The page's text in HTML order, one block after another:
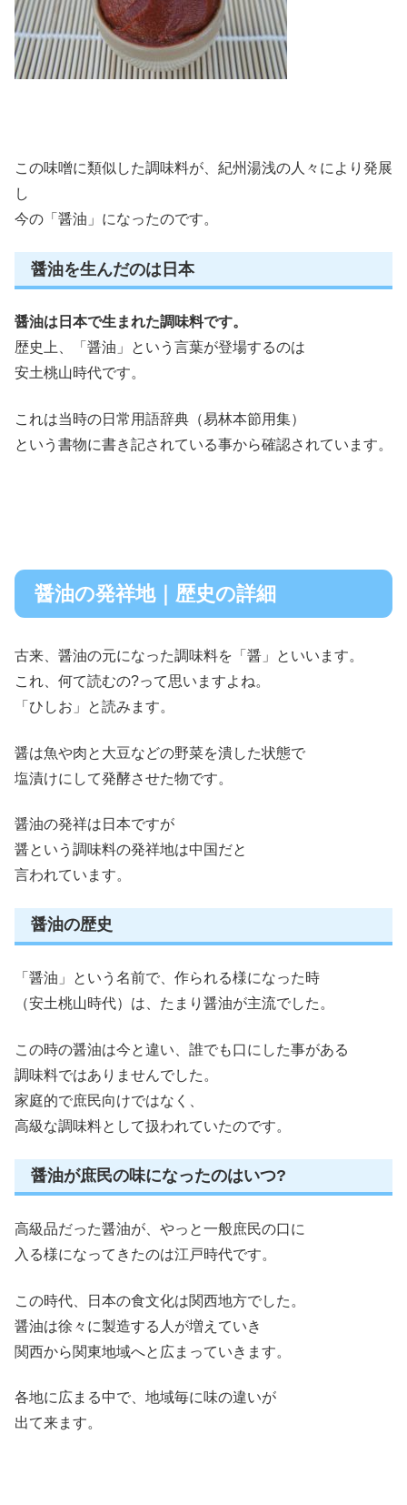
この味噌に類似した調味料が、紀州湯浅の人々により発展
し
今の「醤油」になったのです。
醤油を生んだのは日本
醤油は日本で生まれた調味料です。
歴史上、「醤油」という言葉が登場するのは
安土桃山時代です。
これは当時の日常用語辞典（易林本節用集）
という書物に書き記されている事から確認されています。
醤油の発祥地｜歴史の詳細
古来、醤油の元になった調味料を「醤」といいます。
これ、何て読むの?って思いますよね。
「ひしお」と読みます。
醤は魚や肉と大豆などの野菜を潰した状態で
塩漬けにして発酵させた物です。
醤油の発祥は日本ですが
醤という調味料の発祥地は中国だと
言われています。
醤油の歴史
「醤油」という名前で、作られる様になった時
（安土桃山時代）は、たまり醤油が主流でした。
この時の醤油は今と違い、誰でも口にした事がある
調味料ではありませんでした。
家庭的で庶民向けではなく、
高級な調味料として扱われていたのです。
醤油が庶民の味になったのはいつ?
高級品だった醤油が、やっと一般庶民の口に
入る様になってきたのは江戸時代です。
この時代、日本の食文化は関西地方でした。
醤油は徐々に製造する人が増えていき
関西から関東地域へと広まっていきます。
各地に広まる中で、地域毎に味の違いが
出て来ます。